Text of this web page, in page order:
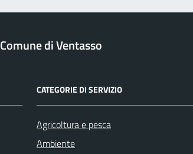
Comune di Ventasso
CATEGORIE DI SERVIZIO
Agricoltura e pesca
Ambiente